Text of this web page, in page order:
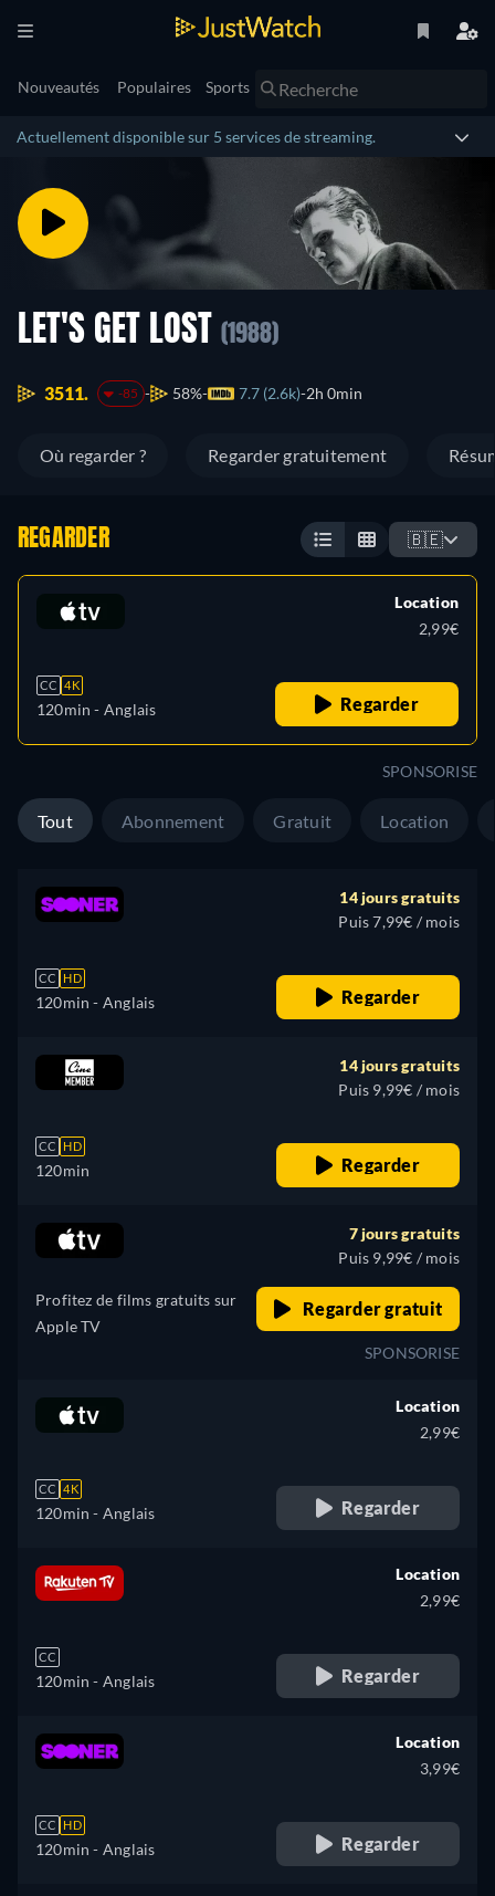
Nouveautés Populaires Sports
Actuellement disponible sur 5 services de streaming.
LET'S GET LOST (1988)
3511. -85 58% 7.7 (2.6k) 2h 0min
Où regarder ? Regarder gratuitement
REGARDER 🇧🇪
CC 4K
120min - Anglais
Location
2,99€
Regarder
SPONSORISE
Tout Abonnement Gratuit Location
CC HD
120min - Anglais
14 jours gratuits
Puis 7,99€ / mois
Regarder
CC HD
120min
14 jours gratuits
Puis 9,99€ / mois
Regarder
Profitez de films gratuits sur
Apple TV
7 jours gratuits
Puis 9,99€ / mois
Regarder gratuit
SPONSORISE
CC 4K
120min - Anglais
Location
2,99€
Regarder
CC
120min - Anglais
Location
2,99€
Regarder
CC HD
120min - Anglais
Location
3,99€
Regarder